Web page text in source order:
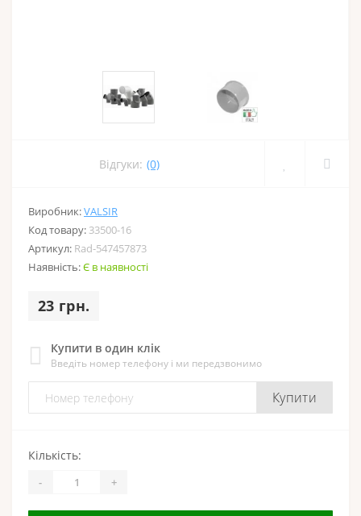
Відгуки: (0)
Виробник:VALSIR
Код товару: 33500-16
Артикул: Rad-547457873
Наявність:Є в наявності
23 грн.
Купити в один клік
Введіть номер телефону і ми передзвонимо
Купити
Кількість:
- +